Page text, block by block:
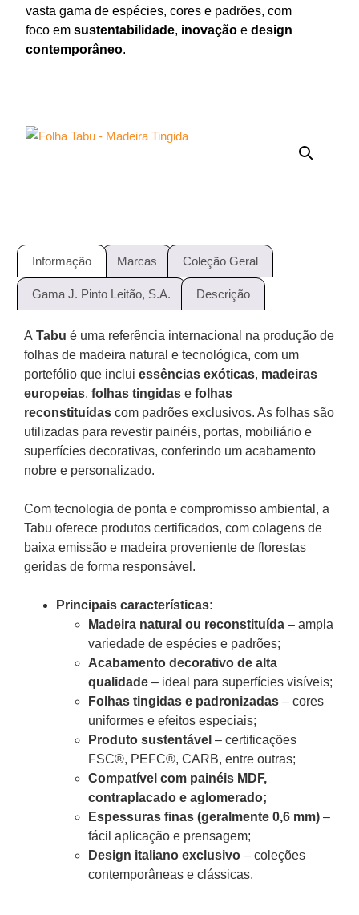
vasta gama de espécies, cores e padrões, com
foco emsustentabilidade, inovaçãoedesign
contemporâneo.
Informação Marcas Coleção Geral
Gama J. Pinto Leitão, S.A. Descrição
A Tabu é uma referência internacional na produção de
folhas de madeira natural e tecnológica, com um
portefólio que inclui essências exóticas, madeiras
europeias, folhas tingidas e folhas
reconstituídas com padrões exclusivos. As folhas são
utilizadas para revestir painéis, portas, mobiliário e
superfícies decorativas, conferindo um acabamento
nobre e personalizado.
Com tecnologia de ponta e compromisso ambiental, a
Tabu oferece produtos certificados, com colagens de
baixa emissão e madeira proveniente de florestas
geridas de forma responsável.
Principais características:
Madeira natural ou reconstituída – ampla
variedade de espécies e padrões;
Acabamento decorativo de alta
qualidade – ideal para superfícies visíveis;
Folhas tingidas e padronizadas – cores
uniformes e efeitos especiais;
Produto sustentável – certificações
FSC®, PEFC®, CARB, entre outras;
Compatível com painéis MDF,
contraplacado e aglomerado;
Espessuras finas (geralmente 0,6 mm) –
fácil aplicação e prensagem;
Design italiano exclusivo – coleções
contemporâneas e clássicas.